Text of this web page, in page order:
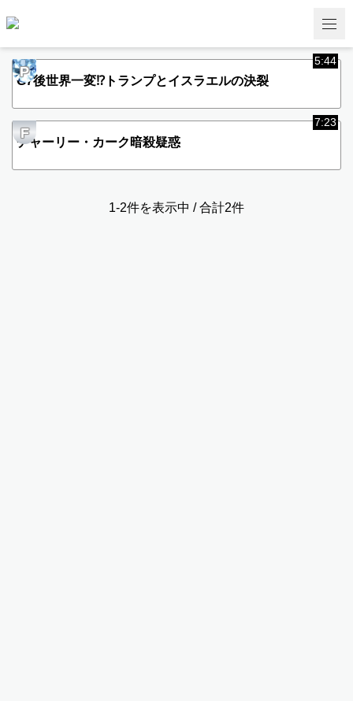
P
5:44
G7後世界一変⁉︎トランプとイスラエルの決裂
F
7:23
チャーリー・カーク暗殺疑惑
1-2件を表示中 / 合計2件